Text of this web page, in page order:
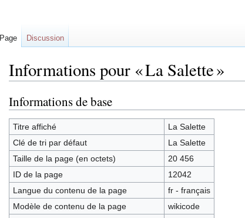
Informations pour « La Salette »
Aller
à
la
navigation
Aller
à
la
recherche
Informations de base
Titre affiché
La Salette
Clé de tri par défaut
La Salette
Taille de la page (en octets)
20 456
ID de la page
12042
Langue du contenu de la page
fr - français
Modèle de contenu de la page
wikicode
Page Discussion